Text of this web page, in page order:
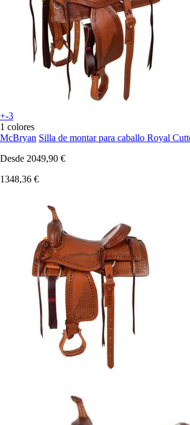
+-3
1 colores
McBryan Silla de montar para caballo Royal
Desde 2049,90 €
1348,36 €